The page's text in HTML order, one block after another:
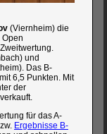
(Viernheim) die
und
Das B-
6,5 Punkten. Mit
der
für das A-
Ergebnisse B-